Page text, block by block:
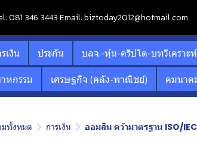
081 346 3443 Email: biztoday2012@hotmail.com
เงิน ประกัน บลจ.-หุ้น-คริปโต-บทวิเคราะห์
หกรรม
เศรษฐกิจ (คลัง-พาณิชย์) คมนา
ทั้งหมด การเงิน ออมสิน คว้ามาตรฐาน ISO/